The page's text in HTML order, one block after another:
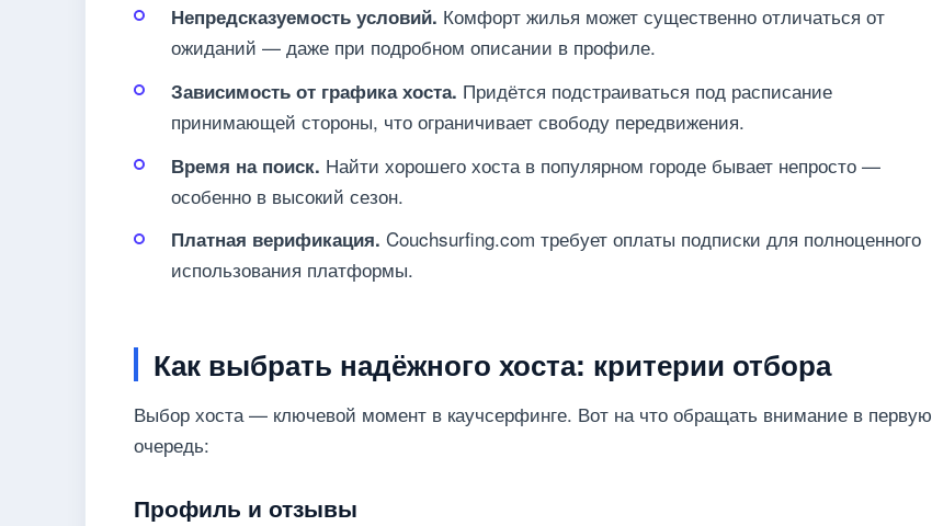
Непредсказуемость условий. Комфорт жилья может существенно отличаться от
ожиданий — даже при подробном описании в профиле.
Зависимость от графика хоста. Придётся подстраиваться под расписание
принимающей стороны, что ограничивает свободу передвижения.
Время на поиск. Найти хорошего хоста в популярном городе бывает непросто —
особенно в высокий сезон.
Платная верификация. Couchsurfing.com требует оплаты подписки для полноценного
использования платформы.
Как выбрать надёжного хоста: критерии отбора
Выбор хоста — ключевой момент в каучсерфинге. Вот на что обращать внимание в первую
очередь:
Профиль и отзывы